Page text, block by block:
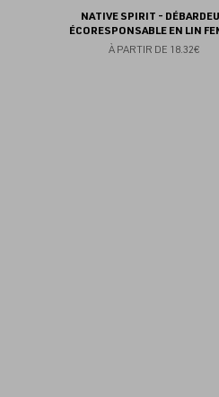
NATIVE SPIRIT -
ÉCORESPONSABLE EN LIN
À PARTIR DE 18.32€